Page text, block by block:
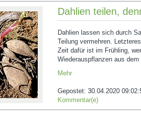
Dahlien teilen,
Dahlien lassen sich durch
Teilung vermehren.
Zeit dafür ist im Frühling,
Wiederauspflanzen aus
Mehr
Gepostet: 30.04.2020
Kommentar(e)